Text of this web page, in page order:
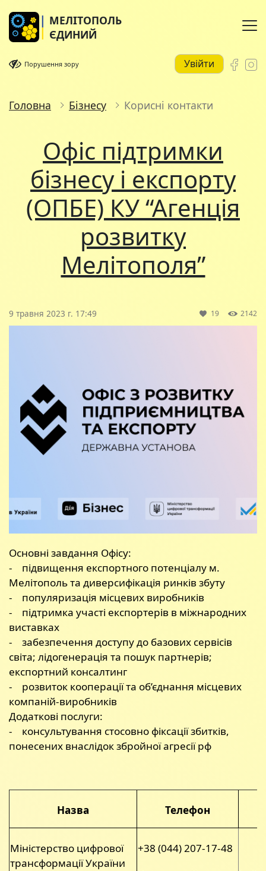
МЕЛІТОПОЛЬ
ЄДИНИЙ
Порушення зору Увійти
Головна Бізнесу Корисні контакти
Офіс підтримки
бізнесу і експорту
(ОПБЕ) КУ “Агенція
розвитку
Мелітополя”
9 травня 2023 г. 17:49 19 2142
Основні завдання Офісу:
- підвищення експортного потенціалу м.
Мелітополь та диверсифікація ринків збуту
- популяризація місцевих виробників
- підтримка участі експортерів в міжнародних
виставках
- забезпечення доступу до базових сервісів
світа; лідогенерація та пошук партнерів;
експортний консалтинг
- розвиток кооперації та об’єднання місцевих
компаній-виробників
Додаткові послуги:
- консультування стосовно фіксації збитків,
понесених внаслідок збройної агресії рф
Назва Телефон
Міністерство цифрової
трансформації України
+38 (044) 207-17-48